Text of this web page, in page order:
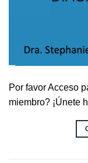
Por favor Acceso
miembro? ¡Únete